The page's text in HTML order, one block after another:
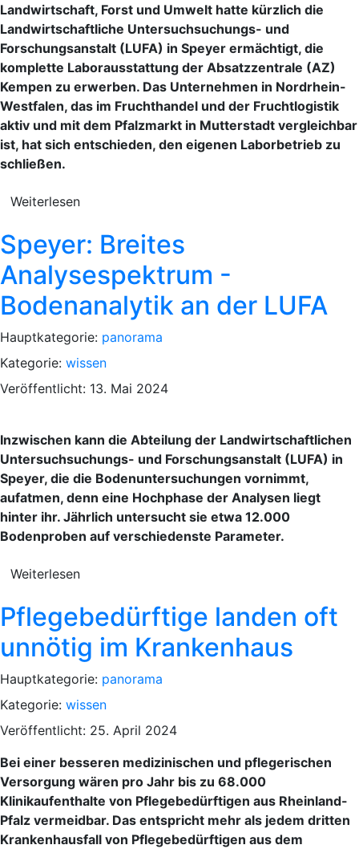
Landwirtschaft, Forst und Umwelt hatte kürzlich die
Landwirtschaftliche Untersuchsuchungs- und
Forschungsanstalt (LUFA) in Speyer ermächtigt, die
komplette Laborausstattung der Absatzzentrale (AZ)
Kempen zu erwerben. Das Unternehmen in Nordrhein-
Westfalen, das im Fruchthandel und der Fruchtlogistik
aktiv und mit dem Pfalzmarkt in Mutterstadt vergleichbar
ist, hat sich entschieden, den eigenen Laborbetrieb zu
schließen.
Weiterlesen
Speyer: Breites
Analysespektrum -
Bodenanalytik an der LUFA
Hauptkategorie: panorama
Kategorie: wissen
Veröffentlicht: 13. Mai 2024
Inzwischen kann die Abteilung der Landwirtschaftlichen
Untersuchsuchungs- und Forschungsanstalt (LUFA) in
Speyer, die die Bodenuntersuchungen vornimmt,
aufatmen, denn eine Hochphase der Analysen liegt
hinter ihr. Jährlich untersucht sie etwa 12.000
Bodenproben auf verschiedenste Parameter.
Weiterlesen
Pflegebedürftige landen oft
unnötig im Krankenhaus
Hauptkategorie: panorama
Kategorie: wissen
Veröffentlicht: 25. April 2024
Bei einer besseren medizinischen und pflegerischen
Versorgung wären pro Jahr bis zu 68.000
Klinikaufenthalte von Pflegebedürftigen aus Rheinland-
Pfalz vermeidbar. Das entspricht mehr als jedem dritten
Krankenhausfall von Pflegebedürftigen aus dem